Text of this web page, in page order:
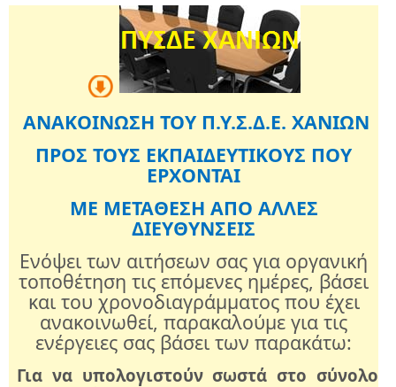
ΑΝΑΚΟΙΝΩΣΗ ΤΟΥ Π.Υ.Σ.Δ.Ε. ΧΑΝΙΩΝ
ΠΡΟΣ ΤΟΥΣ ΕΚΠΑΙΔΕΥΤΙΚΟΥΣ ΠΟΥ
ΕΡΧΟΝΤΑΙ
ΜΕ ΜΕΤΑΘΕΣΗ ΑΠΟ ΑΛΛΕΣ
ΔΙΕΥΘΥΝΣΕΙΣ
Ενόψει των αιτήσεων σας για οργανική
τοποθέτηση τις επόμενες ημέρες, βάσει
και του χρονοδιαγράμματος που έχει
ανακοινωθεί, παρακαλούμε για τις
ενέργειες σας βάσει των παρακάτω:
Για να υπολογιστούν σωστά στο σύνολο